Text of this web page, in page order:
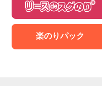
楽のりパック